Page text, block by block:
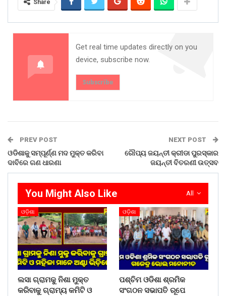
ସହଯୋଗ କରିଥିଲେ।
WhatsApp
Share
Get real time updates directly on you
device, subscribe now.
Subscribe
PREV POST
ଓଡିଶାକୁ ସମ୍ପୂର୍ଣ୍ଣ ମଦ ମୁକ୍ତ କରିବା
ଦାବିରେ ଗଣ ଧାରଣା
NEXT POST
ରୌପ୍ୟ ଜୟନ୍ତୀ କ୍ରୀଡା ପୁରସ୍କାର
ଜୟନ୍ତୀ ବିତରଣୀ ଉତ୍ସବ
All
You Might Also Like
ଓଡ଼ିଶା
ଲସା ଗ୍ରାମକୁ ନିଶା ମୁକ୍ତ
କରିବାକୁ ଗ୍ରାମ୍ୟ କମିଟି ଓ
ଓଡ଼ିଶା
ପଶ୍ଚିମ ଓଡିଶା ଶ୍ରମିକ
ସଂଗଠନ ସଭାପତି ରୂପେ